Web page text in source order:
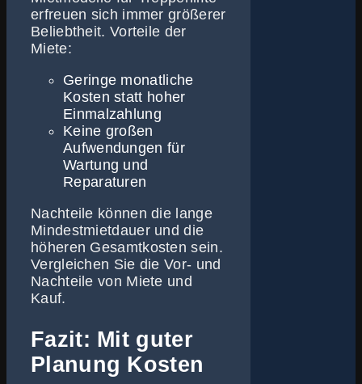
erfreuen sich immer größerer
Beliebtheit. Vorteile der
Miete:
Geringe monatliche
Kosten statt hoher
Einmalzahlung
Keine großen
Aufwendungen für
Wartung und
Reparaturen
Nachteile können die lange
Mindestmietdauer und die
höheren Gesamtkosten sein.
Vergleichen Sie die Vor- und
Nachteile von Miete und
Kauf.
Fazit: Mit guter
Planung Kosten